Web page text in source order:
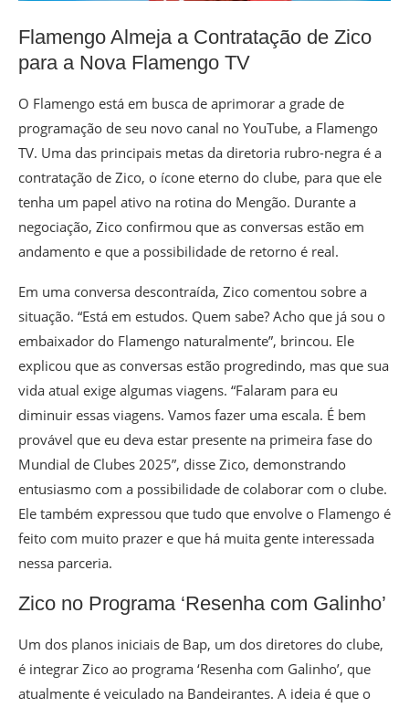
Flamengo Almeja a Contratação de Zico
para a Nova Flamengo TV
O Flamengo está em busca de aprimorar a grade de
programação de seu novo canal no YouTube, a Flamengo
TV. Uma das principais metas da diretoria rubro-negra é a
contratação de Zico, o ícone eterno do clube, para que ele
tenha um papel ativo na rotina do Mengão. Durante a
negociação, Zico confirmou que as conversas estão em
andamento e que a possibilidade de retorno é real.
Em uma conversa descontraída, Zico comentou sobre a
situação. “Está em estudos. Quem sabe? Acho que já sou o
embaixador do Flamengo naturalmente”, brincou. Ele
explicou que as conversas estão progredindo, mas que sua
vida atual exige algumas viagens. “Falaram para eu
diminuir essas viagens. Vamos fazer uma escala. É bem
provável que eu deva estar presente na primeira fase do
Mundial de Clubes 2025”, disse Zico, demonstrando
entusiasmo com a possibilidade de colaborar com o clube.
Ele também expressou que tudo que envolve o Flamengo é
feito com muito prazer e que há muita gente interessada
nessa parceria.
Zico no Programa ‘Resenha com Galinho’
Um dos planos iniciais de Bap, um dos diretores do clube,
é integrar Zico ao programa ‘Resenha com Galinho’, que
atualmente é veiculado na Bandeirantes. A ideia é que o